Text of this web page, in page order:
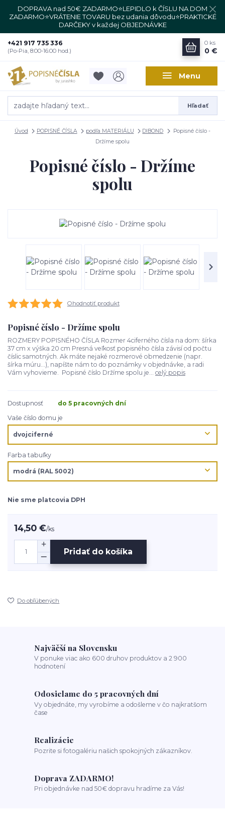
DOPRAVA nad 50€ ZADARMO⭐LEPIDLO k ČÍSLU NA DOM
ZADARMO⭐VRÁTENIE TOVARU bez udania dôvodu⭐PRAKTICKÉ
DARČEKY v každej OBJEDNÁVKE
Menu
Hľadať
+421 917 735 336
(Po-Pia, 8:00-16:00 hod.)
0 ks
0 €
Úvod POPISNÉ ČÍSLA podľa MATERIÁLU DIBOND
Popisné číslo -
Držíme spolu
Popisné číslo - Držíme
spolu
Ohodnotiť produkt
Popisné číslo - Držíme spolu
ROZMERY POPISNÉHO ČÍSLA Rozmer 4ciferného čísla na dom: šírka
37 cm x výška 20 cm Presná veľkosť popisného čísla závisí od počtu
číslic samotných. Ak máte nejaké rozmerové obmedzenie (napr.
šírka múru...), napíšte nám to do poznámky v objednávke, a radi
Vám vyhovieme. Popisné číslo Držíme spolu je... celý popis
Dostupnosť
do 5 pracovných dní
Vaše číslo domu je
Farba tabuľky
Nie sme platcovia DPH
14,50 €/ks
Pridať do košíka
Do obľúbených
Najväčší na Slovensku
V ponuke viac ako 600 druhov produktov a 2 900
hodnotení
Odosielame do 5 pracovných dní
Vy objednáte, my vyrobíme a odošleme v čo najkratšom
čase
Realizácie
Pozrite si fotogalériu našich spokojných zákazníkov.
Doprava ZADARMO!
Pri objednávke nad 50€ dopravu hradíme za Vás!